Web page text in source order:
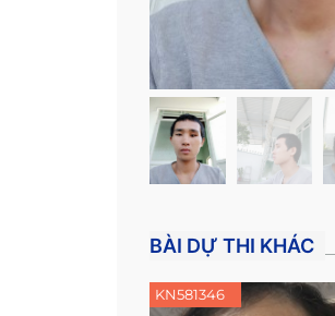
BÀI DỰ THI KHÁC
KN581346